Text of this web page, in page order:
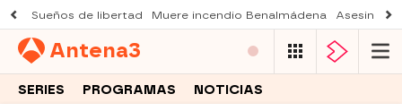
Sueños de libertad Muere incendio Benalmádena Asesinato
Antena3
SERIES PROGRAMAS NOTICIAS